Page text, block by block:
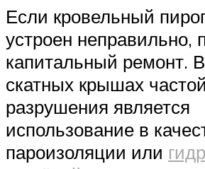
Если кровельный
устроен неправильно,
капитальный ремонт.
скатных крышах
разрушения является
использование в
пароизоляции или